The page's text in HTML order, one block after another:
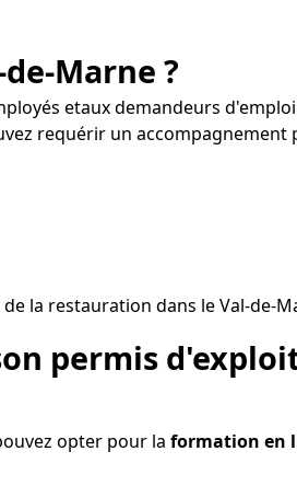
Marne ?
etaux demandeurs
requérir un
la restauration dans le Val-de-
permis
opter pour la formation en